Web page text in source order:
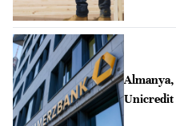
Unicredit